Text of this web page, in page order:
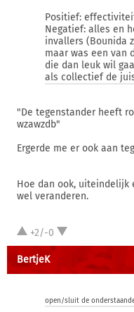
Positief:
Negatief: alles en
invallers (Bounida
maar was een van
die dan leuk wil
als collectief de
"De tegenstander heeft
wzawzdb"
Ergerde me er ook aan
Hoe dan ook, uiteindelijk
wel veranderen.
+2/-0
BertjeK
open/sluit de